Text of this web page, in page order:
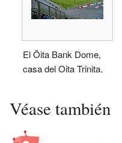
El Ōita Bank Dome,
casa del Oita Trinita.
Véase también